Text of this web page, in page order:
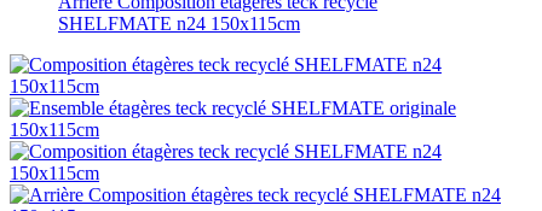
SHELFMATE n24 150x115cm